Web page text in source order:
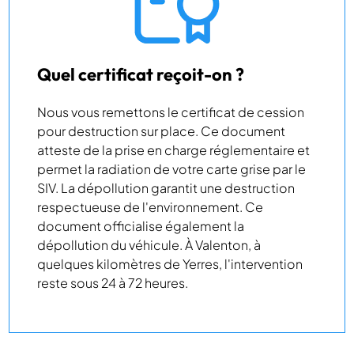
Quel certificat reçoit-on ?
Nous vous remettons le certificat de cession
pour destruction sur place. Ce document
atteste de la prise en charge réglementaire et
permet la radiation de votre carte grise par le
SIV. La dépollution garantit une destruction
respectueuse de l'environnement. Ce
document officialise également la
dépollution du véhicule. À Valenton, à
quelques kilomètres de Yerres, l'intervention
reste sous 24 à 72 heures.